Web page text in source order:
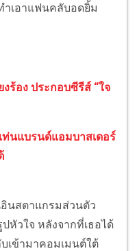
เอาแฟนคลับอดยิ้ม
ร้อง ประกอบซีรีส์ “ใจ
นแบรนด์แอมบาสเดอร์
นสตาแกรมส่วนตัว
หัวใจ หลังจากที่เธอได้
เข้ามาคอมเมนต์ใต้